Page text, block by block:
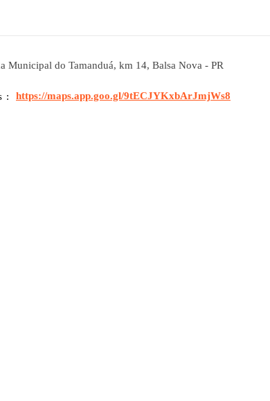
Municipal do Tamanduá, km 14, Balsa Nova - PR
https://maps.app.goo.gl/9tECJYKxbArJmjWs8